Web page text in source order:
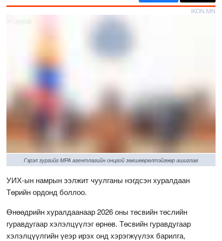
IKON.MN
Гэрэл зургийг MPA агентлагийн онцгой зөвшөөрөлтэйгөөр ашиглав
УИХ-ын намрын ээлжит чуулганы нэгдсэн хуралдаан
Төрийн ордонд боллоо.
Өнөөдрийн хуралдаанаар 2026 оны төсвийн төслийн
гуравдугаар хэлэлцүүлэг өрнөв. Төсвийн гуравдугаар
хэлэлцүүлгийн үеэр ирэх онд хэрэгжүүлэх барилга,